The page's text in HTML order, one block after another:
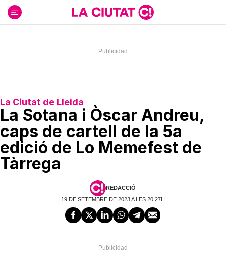
contenido
La Ciutat de Lleida
La Sotana i Òscar Andreu,
caps de cartell de la 5a
edició de Lo Memefest de
Tàrrega
REDACCIÓ
19 DE SETEMBRE DE 2023 A LES 20:27H